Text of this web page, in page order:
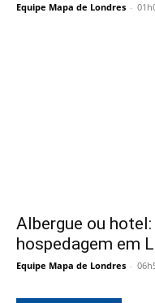
Equipe Mapa de Londres -
Albergue ou
hospedagem em
Equipe Mapa de Londres -